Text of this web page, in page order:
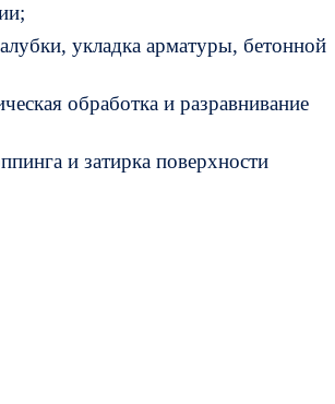
укладка арматуры, бетонной
обработка и разравнивание
и затирка поверхности